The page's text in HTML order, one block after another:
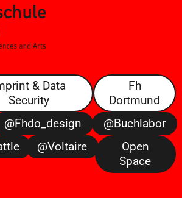
& Data
Security
Fh
Dortmund
@fhdo_design
@buchlabor
@voltaire
Open
Space